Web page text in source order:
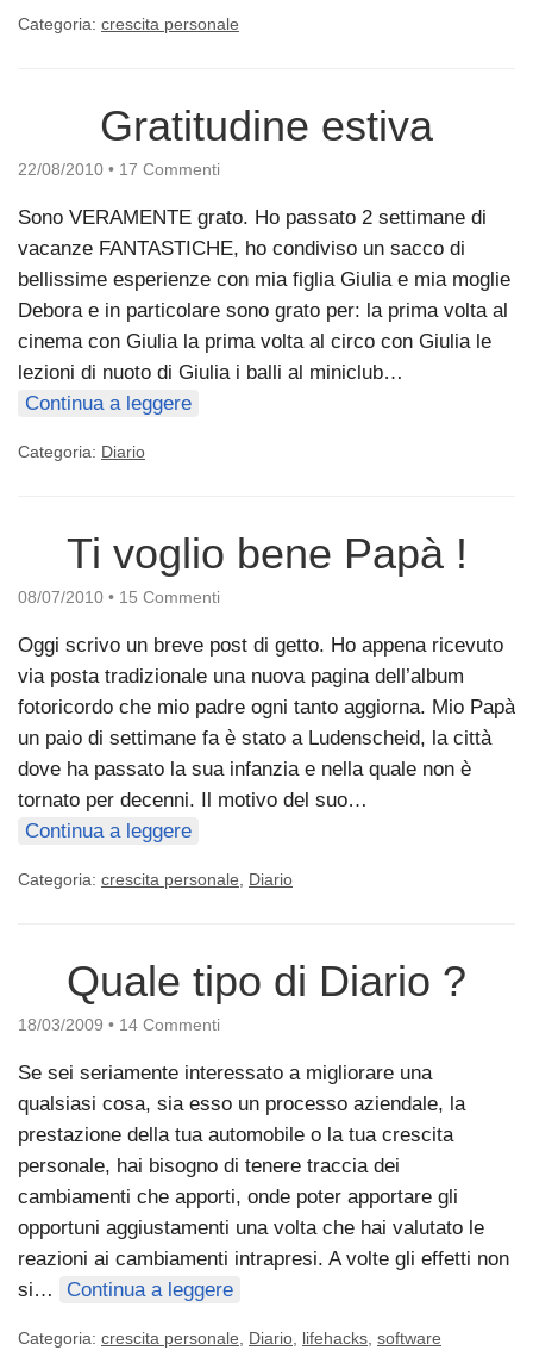
Categoria: crescita personale
Gratitudine estiva
22/08/2010 • 17 Commenti
Sono VERAMENTE grato. Ho passato 2 settimane di
vacanze FANTASTICHE, ho condiviso un sacco di
bellissime esperienze con mia figlia Giulia e mia moglie
Debora e in particolare sono grato per: la prima volta al
cinema con Giulia la prima volta al circo con Giulia le
lezioni di nuoto di Giulia i balli al miniclub…
Continua a leggere
Categoria: Diario
Ti voglio bene Papà !
08/07/2010 • 15 Commenti
Oggi scrivo un breve post di getto. Ho appena ricevuto
via posta tradizionale una nuova pagina dell’album
fotoricordo che mio padre ogni tanto aggiorna. Mio Papà
un paio di settimane fa è stato a Ludenscheid, la città
dove ha passato la sua infanzia e nella quale non è
tornato per decenni. Il motivo del suo…
Continua a leggere
Categoria: crescita personale Diario
Quale tipo di Diario ?
18/03/2009 • 14 Commenti
Se sei seriamente interessato a migliorare una
qualsiasi cosa, sia esso un processo aziendale, la
prestazione della tua automobile o la tua crescita
personale, hai bisogno di tenere traccia dei
cambiamenti che apporti, onde poter apportare gli
opportuni aggiustamenti una volta che hai valutato le
reazioni ai cambiamenti intrapresi. A volte gli effetti non
si…
Continua a leggere
Categoria: crescita personale Diario lifehacks software